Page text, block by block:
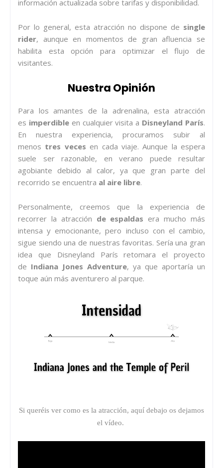
información actualizada sobre tarifas y disponibilidad.
Por lo general, esta atracción no dispone de single
rider, aunque en momentos de gran afluencia se
habilita esta opción para optimizar el flujo de
visitantes.
Nuestra Opinión
Para los amantes de la adrenalina, esta atracción
es imperdibleen cualquier visita a Disneyland París.
En nuestra experiencia, procuramos subir al
menos tres veces en cada viaje. Aunque la espera
suele ser razonable, en verano puede resultar
agobiante debido al calor, ya que gran parte del
recorrido se encuentra al aire libre.
Personalmente, creemos que la experiencia de
recorrer la atracción de espaldas era mucho más
intensa y emocionante, pero incluso con el cambio,
sigue siendo una de nuestras favoritas. Sería una gran
idea que Disneyland París retomara el proyecto
de Indiana Jones Adventure, ya que aportaría un
toque aún más aventurero al parque.
Si queréis ver como es la atracción, aquí debajo os dejamos
el vídeo.